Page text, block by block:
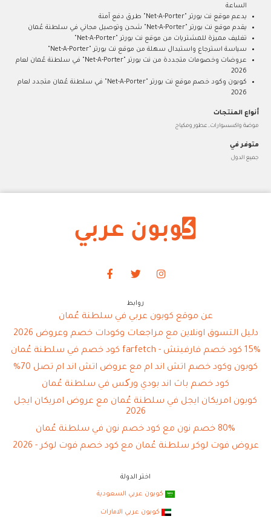
الساعة
يدعم موقع نت بورتر "Net-A-Porter" طرق دفع آمنة
يقدم موقع نت بورتر "Net-A-Porter" شحن وتوصيل مجاني في سلطنة عُمان
تغليف مميزة للمشتريات من موقع نت بورتر "Net-A-Porter"
سياسة استرجاع واستبدال سهلة من موقع نت بورتر "Net-A-Porter"
عروضات وخصومات متجددة من نت بورتر "Net-A-Porter" في سلطنة عُمان لعام
2026
كوبون وكود خصم موقع نت بورتر "Net-A-Porter" في سلطنة عُمان متجدد لعام
2026
أنواع المنتجات
موضة واكسسوارات, عطور ومكياج
متوفر في
جميع الدول
روابط
عن موقع كوبون عربي في سلطنة عُمان
دليل التسوق اونلاين مع مراجعات وكودات خصم وعروض 2026
15% كود خصم فارفيتش - farfetch كود خصم في سلطنة عُمان
كوبون وكود خصم اتش اند ام مع عروض اتش اند ام تصل 70%
كود خصم باث اند بودي ورکس في سلطنة عُمان
كوبون امريكان ايجل في سلطنة عُمان مع عروض امريكان ايجل
2026
80% خصم نون مع كود خصم نون في سلطنة عُمان
عروض فوت لوكر سلطنة عُمان مع كود خصم فوت لوكر - 2026
اختر الدولة
كوبون عربي السعودية
كوبون عربي الامارات